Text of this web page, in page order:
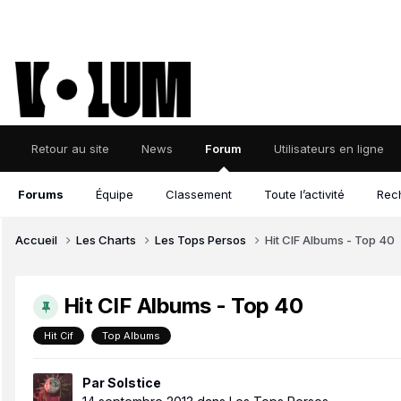
Retour au site News Forum
Forums Équipe Classement Toute l’activité
Utilisateurs en ligne
Accueil Les Charts Les Tops Persos Hit CIF Albums - Top 40
Hit CIF Albums - Top 40
Hit Cif Top Albums
ParSolstice